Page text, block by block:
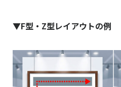
▼F型・Z型レイアウトの例